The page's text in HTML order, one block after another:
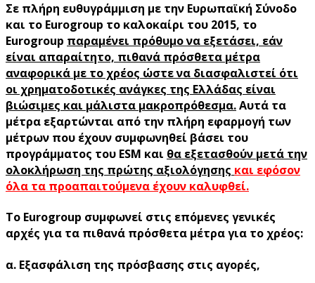
Σε πλήρη ευθυγράμμιση με την Ευρωπαϊκή Σύνοδο
και το Eurogroup το καλοκαίρι του 2015, το
Eurogroup παραμένει πρόθυμο να εξετάσει, εάν
είναι απαραίτητο, πιθανά πρόσθετα μέτρα
αναφορικά με το χρέος ώστε να διασφαλιστεί ότι
οι χρηματοδοτικές ανάγκες της Ελλάδας είναι
βιώσιμες και μάλιστα μακροπρόθεσμα.Αυτά τα
μέτρα εξαρτώνται από την πλήρη εφαρμογή των
μέτρων που έχουν συμφωνηθεί βάσει του
προγράμματος του ESM και θα εξετασθούν μετά την
ολοκλήρωση της πρώτης αξιολόγησης και εφόσον
όλα τα προαπαιτούμενα έχουν καλυφθεί.
Το Eurogroup συμφωνεί στις επόμενες γενικές
αρχές για τα πιθανά πρόσθετα μέτρα για το χρέος:
α. Εξασφάλιση της πρόσβασης στις αγορές,